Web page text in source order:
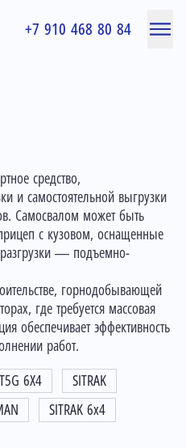
+7 910 468 80 84
средство,
и самостоятельной выгрузки
Самосвалом может быть
с кузовом, оснащенные
— подъемно-
горнодобывающей
где требуется массовая
обеспечивает эффективность
работ.
6X4
SITRAK
SITRAK 6x4